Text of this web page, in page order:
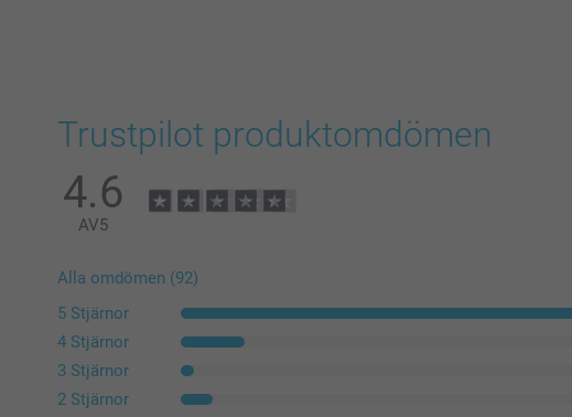
Trustpilot produktomdömen
4.6
AV5
Alla omdömen (92)
5 Stjärnor
4 Stjärnor
3 Stjärnor
2 Stjärnor